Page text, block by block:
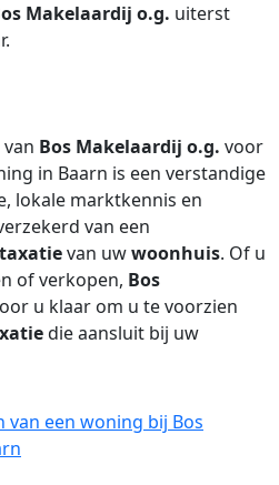
Makelaardij o.g. uiterst
Bos Makelaardij o.g. voor
in Baarn is een verstandige
lokale marktkennis en
van een
taxatievan uwwoonhuis. Of u
of verkopen, Bos
u klaar om u te voorzien
die aansluit bij uw
een woning bij Bos